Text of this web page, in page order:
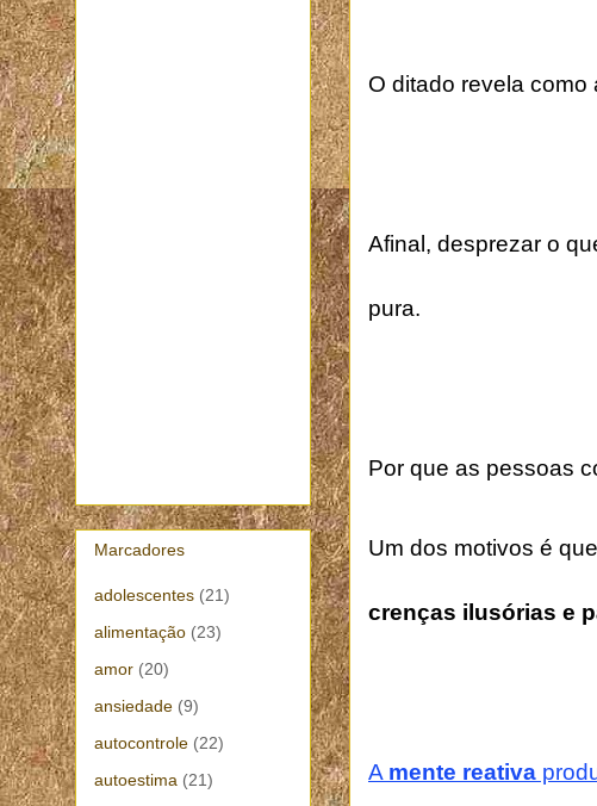
O ditado revela como
Afinal, desprezar o
pura.
Por que as pessoas
Um dos motivos é
crenças ilusórias e
A mente reativa
Marcadores
adolescentes (21)
alimentação (23)
amor (20)
ansiedade (9)
autocontrole (22)
autoestima (21)